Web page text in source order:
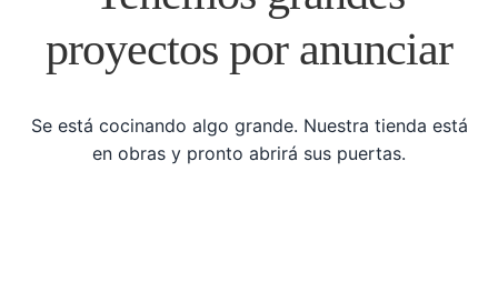
Mi cuenta
Nosotros
proyectos por anunciar
Se está cocinando algo grande. Nuestra tienda está
en obras y pronto abrirá sus puertas.